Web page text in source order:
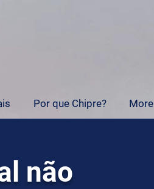
Por que Chipre? More
não